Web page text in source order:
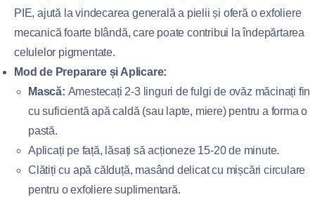
PIE, ajută la vindecarea generală a pielii și oferă o exfoliere
mecanică foarte blândă, care poate contribui la îndepărtarea
celulelor pigmentate.
Mod de Preparare și Aplicare:
Mască: Amestecați 2-3 linguri de fulgi de ovăz măcinați fin
cu suficientă apă caldă (sau lapte, miere) pentru a forma o
pastă.
Aplicați pe față, lăsați să acționeze 15-20 de minute.
Clătiți cu apă călduță, masând delicat cu mișcări circulare
pentru o exfoliere suplimentară.